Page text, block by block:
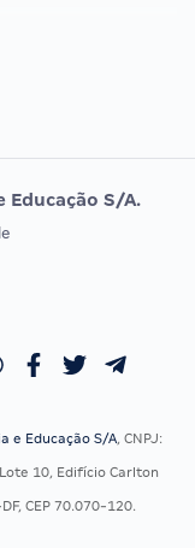
ORDEM
OAB
Educação S/A.
e Educação S/A, CNPJ:
10, Edifício Carlton
CEP 70.070-120.